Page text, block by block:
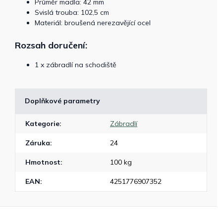
Průměr madla: 42 mm
Svislá trouba: 102,5 cm
Materiál: broušená nerezavějící ocel
Rozsah doručení:
1 x zábradlí na schodiště
Doplňkové parametry
Kategorie: Zábradlí
Záruka: 24
Hmotnost: 100 kg
EAN: 4251776907352